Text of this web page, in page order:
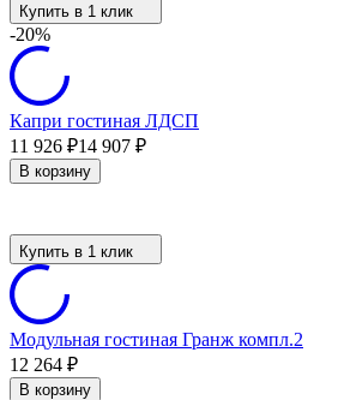
Купить в 1 клик
-20%
Капри гостиная ЛДСП
11 926 ₽14 907 ₽
В корзину
Купить в 1 клик
Модульная гостиная Гранж компл.2
12 264 ₽
В корзину